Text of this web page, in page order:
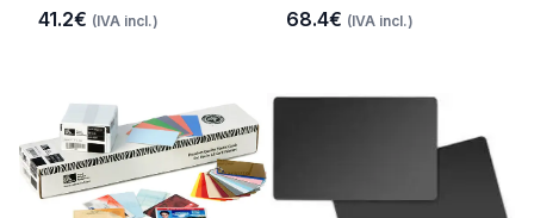
41.2€ (IVA incl.) 68.4€ (IVA incl.)